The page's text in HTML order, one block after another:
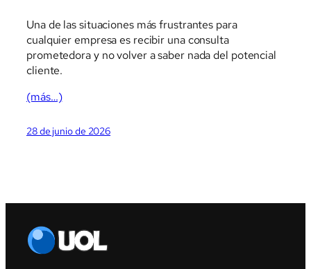
Una de las situaciones más frustrantes para
cualquier empresa es recibir una consulta
prometedora y no volver a saber nada del potencial
cliente.
(más…)
28 de junio de 2026